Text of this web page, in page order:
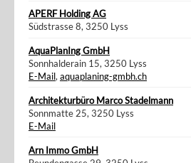
APERF Holding AG
Südstrasse 8, 3250 Lyss
AquaPlanIng GmbH
Sonnhalderain 15, 3250 Lyss
E-Mail, aquaplaning-gmbh.ch
Architekturbüro Marco Stadelmann
Sonnmatte 25, 3250 Lyss
E-Mail
Arn Immo GmbH